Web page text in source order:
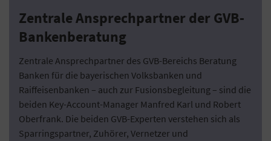
Zentrale Ansprechpartner der GVB-
Bankenberatung
Zentrale Ansprechpartner des GVB-Bereichs Beratung
Banken für die bayerischen Volksbanken und
Raiffeisenbanken – auch zur Fusionsbegleitung – sind die
beiden Key-Account-Manager Manfred Karl und Robert
Oberfrank. Die beiden GVB-Experten verstehen sich als
Sparringspartner, Zuhörer, Vernetzer und